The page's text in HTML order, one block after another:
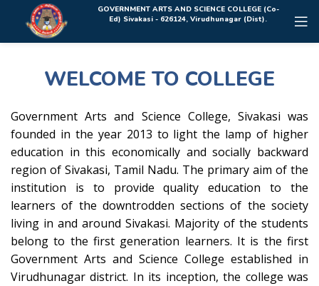
Rolex Replica Uhren DeutschlandGOVERNMENT ARTS AND SCIENCE COLLEGE (Co-
Ed) Sivakasi - 626124, Virudhunagar (Dist).
WELCOME TO COLLEGE
Government Arts and Science College, Sivakasi was
founded in the year 2013 to light the lamp of higher
education in this economically and socially backward
region of Sivakasi, Tamil Nadu. The primary aim of the
institution is to provide quality education to the
learners of the downtrodden sections of the society
living in and around Sivakasi. Majority of the students
belong to the first generation learners. It is the first
Government Arts and Science College established in
Virudhunagar district. In its inception, the college was